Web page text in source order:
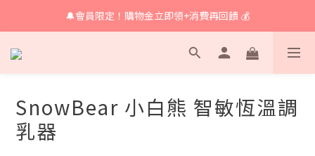
🔔 育兒好物滿額享免運🔔
🔔會員限定！購物金立即領+消費再回饋 💰
🔔 育兒好物滿額享免運🔔
SnowBear 小白熊 智敏恆溫調
乳器